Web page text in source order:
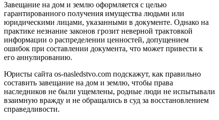
Завещание на дом и землю оформляется с целью
гарантированного получения имущества людьми или
юридическими лицами, указанными в документе. Однако на
практике незнание законов грозит неверной трактовкой
информации о распределении ценностей, допущением
ошибок при составлении документа, что может привести к
его аннулированию.
Юристы сайта os-nasledstvo.com подскажут, как правильно
составить завещание на дом и землю, чтобы права
наследников не были ущемлены, родные люди не испытывали
взаимную вражду и не обращались в суд за восстановлением
справедливости.